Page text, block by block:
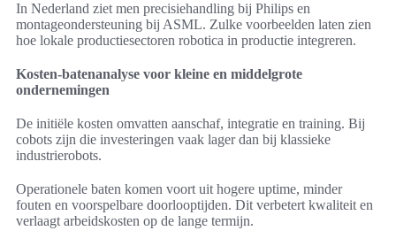
In Nederland ziet men precisiehandling bij Philips en
montageondersteuning bij ASML. Zulke voorbeelden laten zien
hoe lokale productiesectoren robotica in productie integreren.
Kosten-batenanalyse voor kleine en middelgrote
ondernemingen
De initiële kosten omvatten aanschaf, integratie en training. Bij
cobots zijn die investeringen vaak lager dan bij klassieke
industrierobots.
Operationele baten komen voort uit hogere uptime, minder
fouten en voorspelbare doorlooptijden. Dit verbetert kwaliteit en
verlaagt arbeidskosten op de lange termijn.